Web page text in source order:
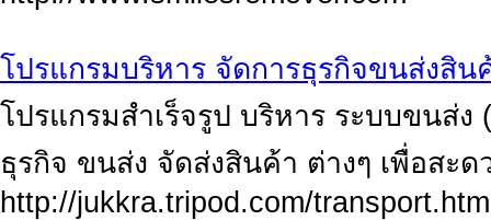
โปรแกรมบริหาร จัดการธุรกิจขนส่งสิน
โปรแกรมสำเร็จรูป บริหาร ระบบขนส่ง
ธุรกิจ ขนส่ง จัดส่งสินค้า ต่างๆ เพื่อสะ
http://jukkra.tripod.com/transport.htm